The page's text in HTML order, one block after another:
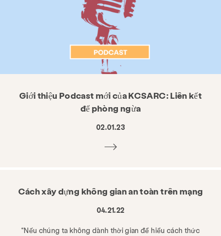
Giới thiệu Podcast mới của KCSARC: Liên kết
để phòng ngừa
02.01.23
Cách xây dựng không gian an toàn trên mạng
04.21.22
“Nếu chúng ta không dành thời gian để hiểu cách thức